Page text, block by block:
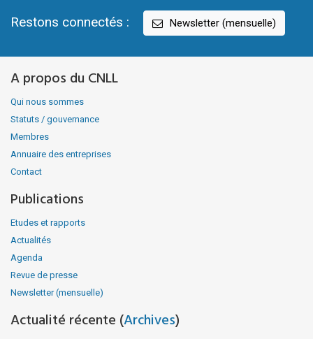
Restons connectés : Newsletter (mensuelle)
A propos du CNLL
Qui nous sommes
Statuts / gouvernance
Membres
Annuaire des entreprises
Contact
Publications
Etudes et rapports
Actualités
Agenda
Revue de presse
Newsletter (mensuelle)
Actualité récente (Archives)